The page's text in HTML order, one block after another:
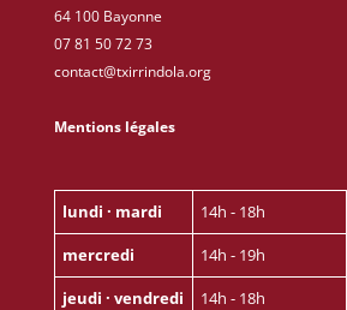
64 100 Bayonne
07 81 50 72 73
contact@txirrindola.org
Mentions légales
lundi · mardi
14h - 18h
mercredi
14h - 19h
jeudi · vendredi
14h - 18h